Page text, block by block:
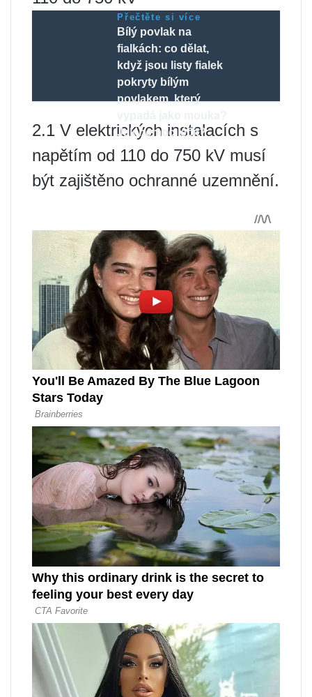
Přečtěte si více
Bílý povlak na
fialkách: co dělat,
když jsou listy fialek
pokryty bílým
povlakem, který
Jak nemoc léčit?
2.1 V elektrických instalacích s
napětím od 110 do 750 kV musí
být zajištěno ochranné uzemnění.